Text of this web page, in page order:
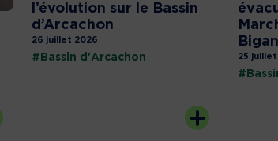
l’évolution sur le Bassin
d’Arcachon
26 juillet 2026
#Bassin d'Arcachon 25